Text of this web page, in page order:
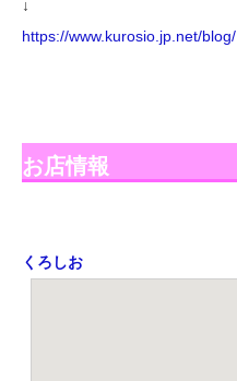
↓
https://www.kurosio.jp.net/blog/
お店情報
くろしお